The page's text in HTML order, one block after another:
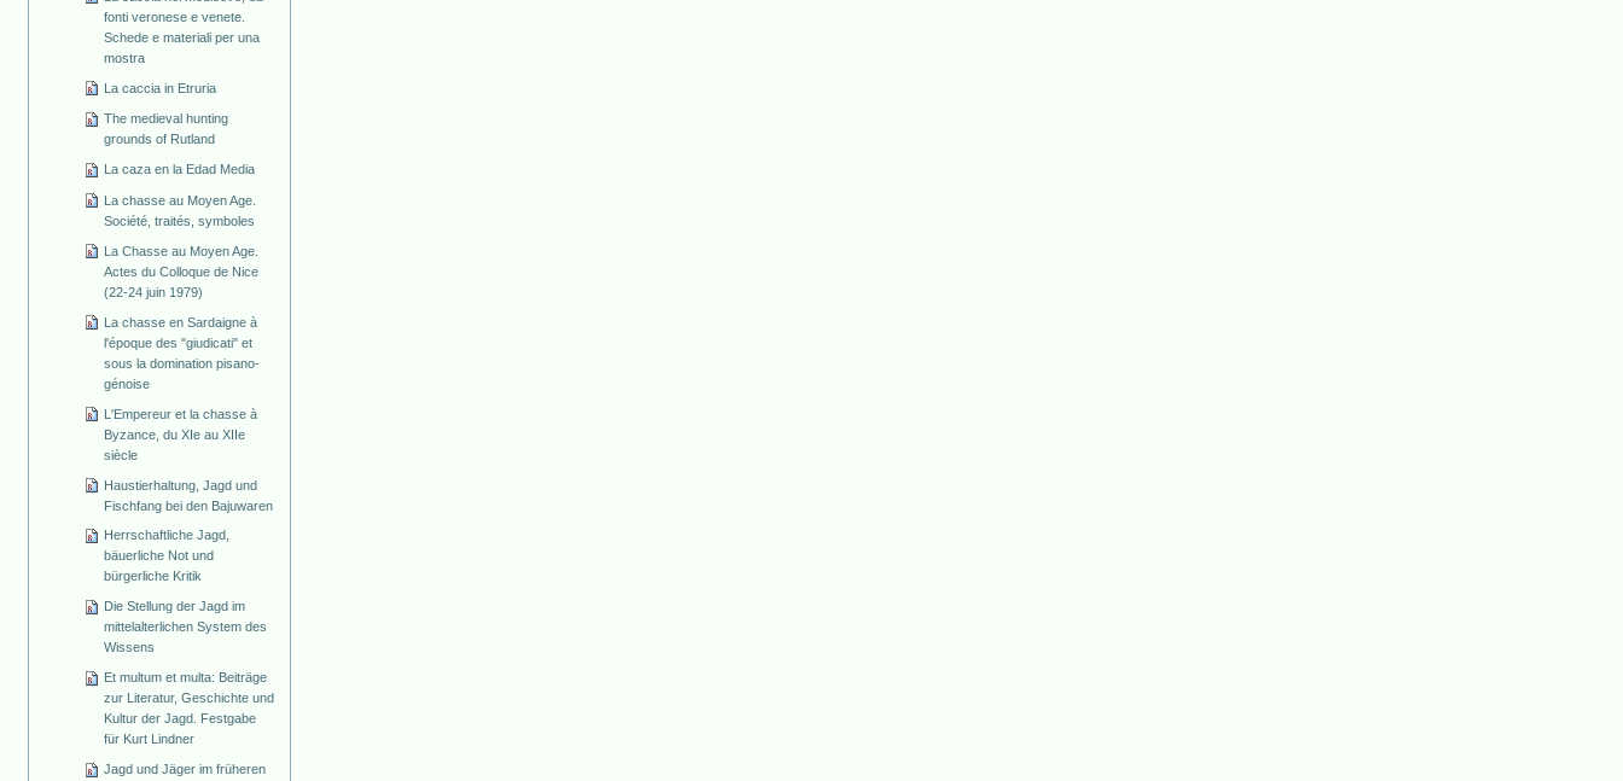
fonti veronese e venete.
Schede e materiali per una
mostra
La caccia in Etruria
The medieval hunting
grounds of Rutland
La caza en la Edad Media
La chasse au Moyen Age.
Société, traités, symboles
La Chasse au Moyen Age.
Actes du Colloque de Nice
(22-24 juin 1979)
La chasse en Sardaigne à
l'époque des "giudicati" et
sous la domination pisano-
génoise
L'Empereur et la chasse à
Byzance, du XIe au XIIe
siècle
Haustierhaltung, Jagd und
Fischfang bei den Bajuwaren
Herrschaftliche Jagd,
bäuerliche Not und
bürgerliche Kritik
Die Stellung der Jagd im
mittelalterlichen System des
Wissens
Et multum et multa: Beiträge
zur Literatur, Geschichte und
Kultur der Jagd. Festgabe
für Kurt Lindner
Jagd und Jäger im früheren